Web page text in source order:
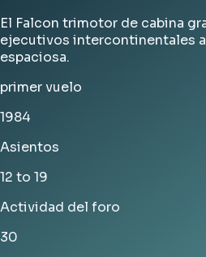
El Falcon trimotor de cabina
ejecutivos intercontinentales a
espaciosa.
primer vuelo
1984
Asientos
12 to 19
Actividad del foro
30